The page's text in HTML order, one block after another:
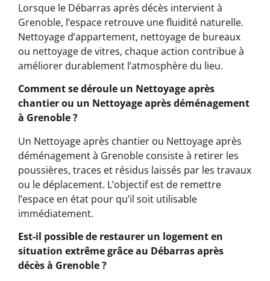
Lorsque le Débarras après décès intervient à
Grenoble, l’espace retrouve une fluidité naturelle.
Nettoyage d’appartement, nettoyage de bureaux
ou nettoyage de vitres, chaque action contribue à
améliorer durablement l’atmosphère du lieu.
Comment se déroule un Nettoyage après
chantier ou un Nettoyage après déménagement
à Grenoble ?
Un Nettoyage après chantier ou Nettoyage après
déménagement à Grenoble consiste à retirer les
poussières, traces et résidus laissés par les travaux
ou le déplacement. L’objectif est de remettre
l’espace en état pour qu’il soit utilisable
immédiatement.
Est-il possible de restaurer un logement en
situation extrême grâce au Débarras après
décès à Grenoble ?